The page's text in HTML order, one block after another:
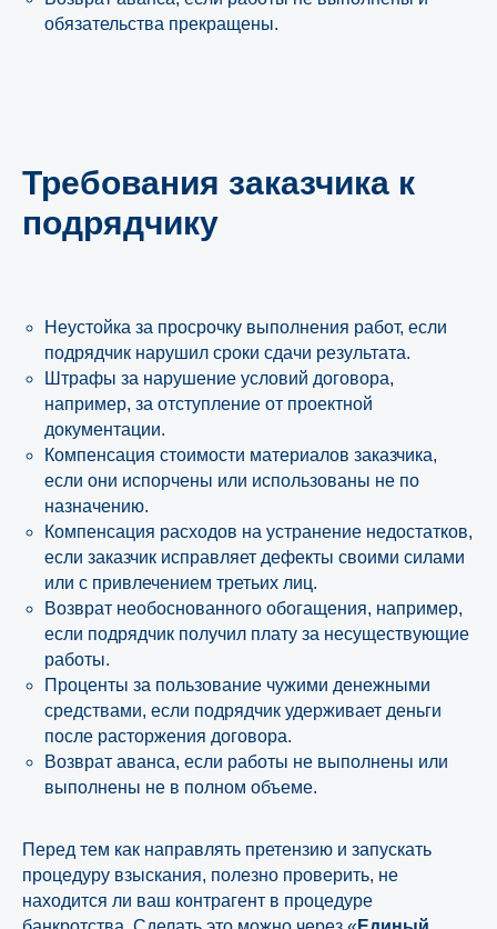
обязательства прекращены.
Требования заказчика к
подрядчику
Неустойка за просрочку выполнения работ, если
подрядчик нарушил сроки сдачи результата.
Штрафы за нарушение условий договора,
например, за отступление от проектной
документации.
Компенсация стоимости материалов заказчика,
если они испорчены или использованы не по
назначению.
Компенсация расходов на устранение недостатков,
если заказчик исправляет дефекты своими силами
или с привлечением третьих лиц.
Возврат необоснованного обогащения, например,
если подрядчик получил плату за несуществующие
работы.
Проценты за пользование чужими денежными
средствами, если подрядчик удерживает деньги
после расторжения договора.
Возврат аванса, если работы не выполнены или
выполнены не в полном объеме.
Перед тем как направлять претензию и запускать
процедуру взыскания, полезно проверить, не
находится ли ваш контрагент в процедуре